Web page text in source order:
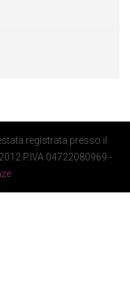
registrata presso il
P.IVA 04722080969 -